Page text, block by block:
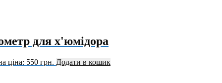
для х'юмідора
ціна: 550 грн. Додати в кошик